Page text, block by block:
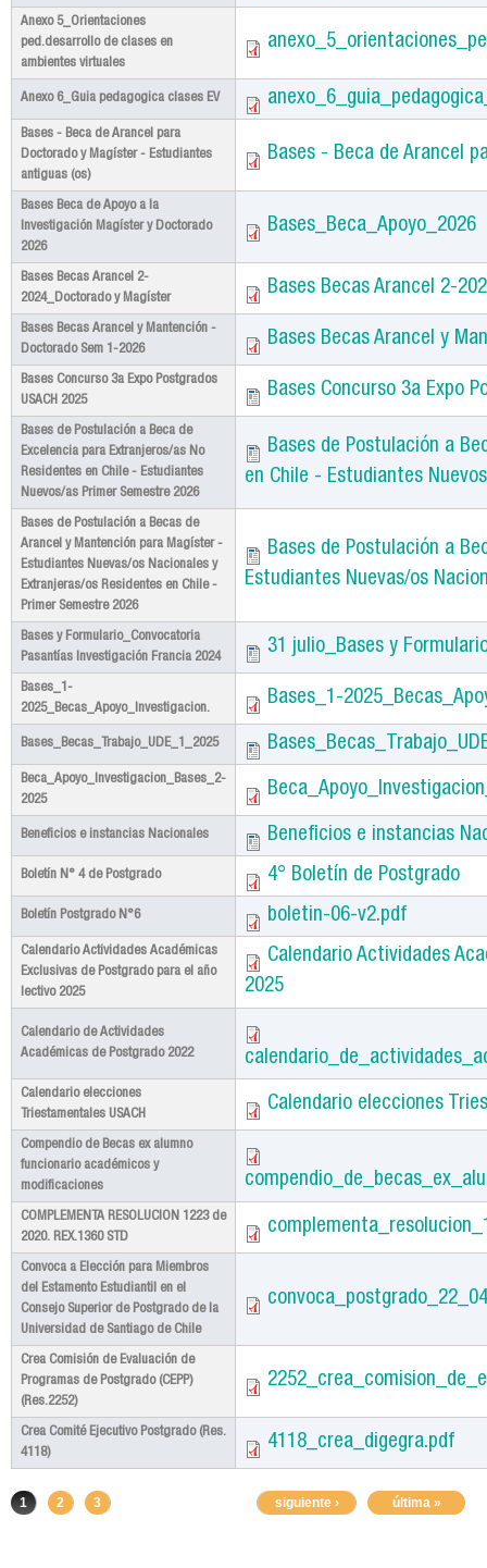
Anexo 5_Orientaciones
ped.desarrollo de clases en
ambientes virtuales
Anexo 6_Guia pedagogica clases EV
Bases - Beca de Arancel para
Doctorado y Magíster - Estudiantes
antiguas (os)
Bases - Beca de Arancel
Bases Beca de Apoyo a la
Investigación Magíster y Doctorado
2026
Bases_Beca_Apoyo_2026
Bases Becas Arancel 2-
2024_Doctorado y Magíster
Bases Becas Arancel 2-
Bases Becas Arancel y Mantención -
Doctorado Sem 1-2026
Bases Becas Arancel y
Bases Concurso 3a Expo Postgrados
USACH 2025
Bases Concurso 3a Expo
Bases de Postulación a Beca de
Excelencia para Extranjeros/as No
Residentes en Chile - Estudiantes
Nuevos/as Primer Semestre 2026
Bases de Postulación a
en Chile - Estudiantes
Bases de Postulación a Becas de
Arancel y Mantención para Magíster -
Estudiantes Nuevas/os Nacionales y
Extranjeras/os Residentes en Chile -
Primer Semestre 2026
Bases de Postulación a
Estudiantes Nuevas/os
Bases y Formulario_Convocatoria
Pasantías Investigación Francia 2024
31 julio_Bases y
Bases_1-
2025_Becas_Apoyo_Investigacion.
Bases_1-
Bases_Becas_Trabajo_UDE_1_2025
Beca_Apoyo_Investigacion_Bases_2-
2025
Beneficios e instancias Nacionales Beneficios e instancias
Boletín N° 4 de Postgrado 4° Boletín de Postgrado
Boletín Postgrado N°6 boletin-06-v2.pdf
Calendario Actividades Académicas
Exclusivas de Postgrado para el año
lectivo 2025
Calendario Actividades
2025
Calendario de Actividades
Académicas de Postgrado 2022
Calendario elecciones
Triestamentales USACH
Calendario elecciones
Compendio de Becas ex alumno
funcionario académicos y
modificaciones
COMPLEMENTA RESOLUCION 1223 de
2020. REX.1360 STD
Convoca a Elección para Miembros
del Estamento Estudiantil en el
Consejo Superior de Postgrado de la
Universidad de Santiago de Chile
Crea Comisión de Evaluación de
Programas de Postgrado (CEPP)
(Res.2252)
Crea Comité Ejecutivo Postgrado (Res.
4118)
4118_crea_digegra.pdf
Páginas
1 2 3 siguiente › última »